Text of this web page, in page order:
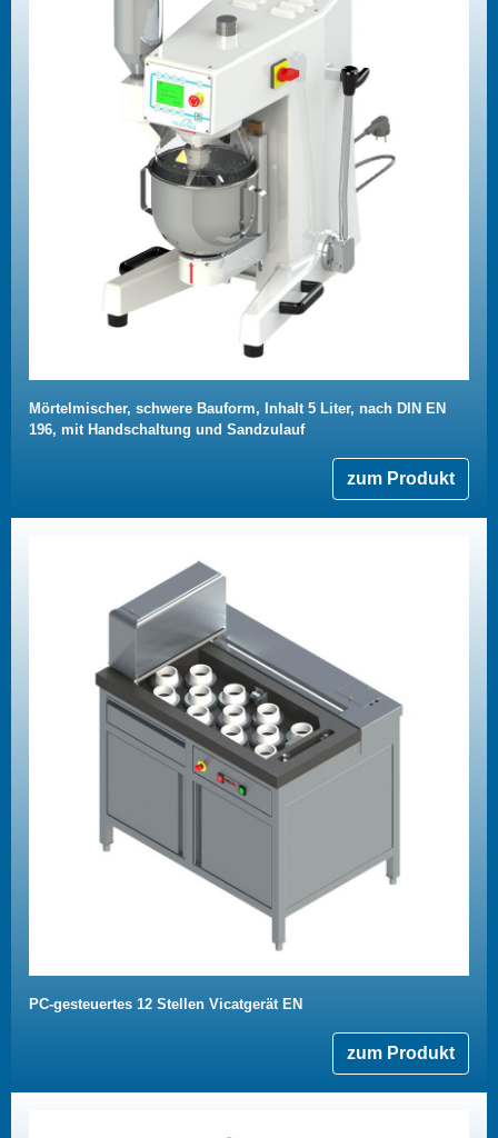
Mörtelmischer, schwere Bauform, Inhalt 5 Liter, nach DIN EN
196, mit Handschaltung und Sandzulauf
zum Produkt
PC-gesteuertes 12 Stellen Vicatgerät EN
zum Produkt